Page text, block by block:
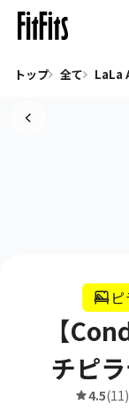
トップ 全て LaLa
【
チピ
4.5(11)